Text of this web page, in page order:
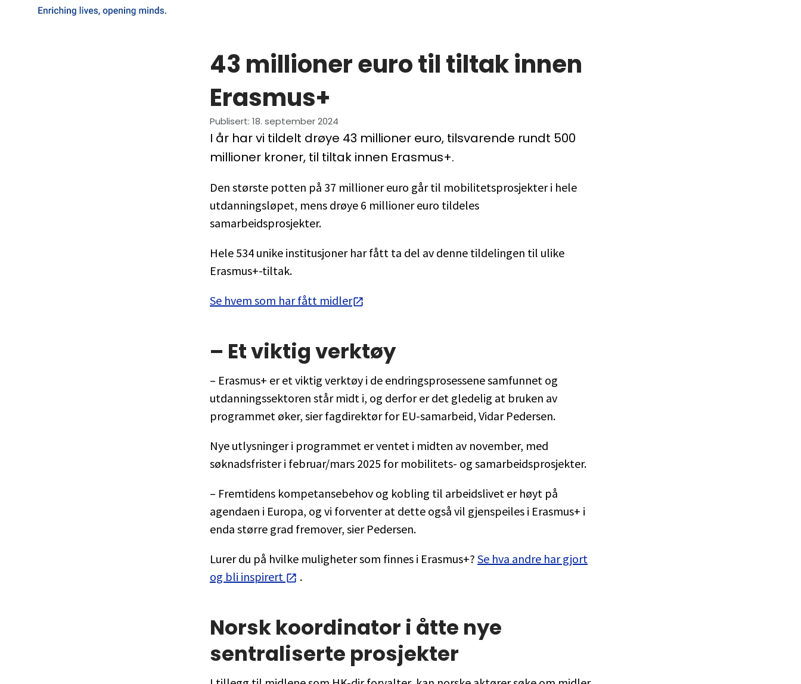
43 millioner euro til tiltak innen
Erasmus+
Publisert: 18. september 2024
I år har vi tildelt drøye 43 millioner euro, tilsvarende rundt 500
millioner kroner, til tiltak innen Erasmus+.
Den største potten på 37 millioner euro går til mobilitetsprosjekter i hele
utdanningsløpet, mens drøye 6 millioner euro tildeles
samarbeidsprosjekter.
Hele 534 unike institusjoner har fått ta del av denne tildelingen til ulike
Erasmus+-tiltak.
Se hvem som har fått midler
– Et viktig verktøy
– Erasmus+ er et viktig verktøy i de endringsprosessene samfunnet og
utdanningssektoren står midt i, og derfor er det gledelig at bruken av
programmet øker, sier fagdirektør for EU-samarbeid, Vidar Pedersen.
Nye utlysninger i programmet er ventet i midten av november, med
søknadsfrister i februar/mars 2025 for mobilitets- og samarbeidsprosjekter.
– Fremtidens kompetansebehov og kobling til arbeidslivet er høyt på
agendaen i Europa, og vi forventer at dette også vil gjenspeiles i Erasmus+ i
enda større grad fremover, sier Pedersen.
Lurer du på hvilke muligheter som finnes i Erasmus+? Se hva andre har gjort
og bli inspirert
.
Norsk koordinator i åtte nye
sentraliserte prosjekter